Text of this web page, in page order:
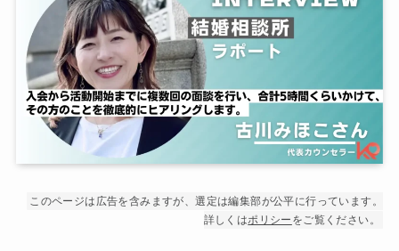
このページは広告を含みますが、選定は編集部が公平に行っています。
詳しくはポリシー をご覧ください。